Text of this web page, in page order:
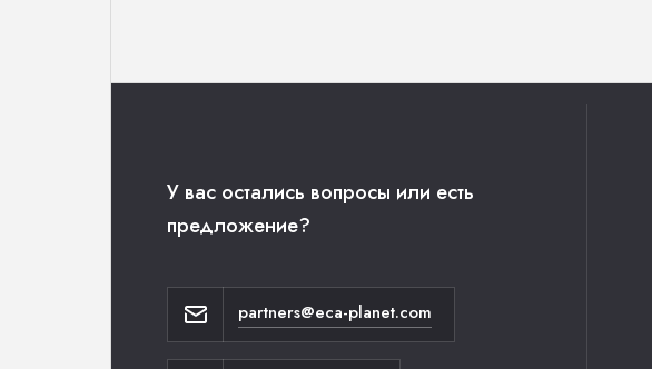
У вас остались вопросы или есть
предложение?
partners@eca-planet.com